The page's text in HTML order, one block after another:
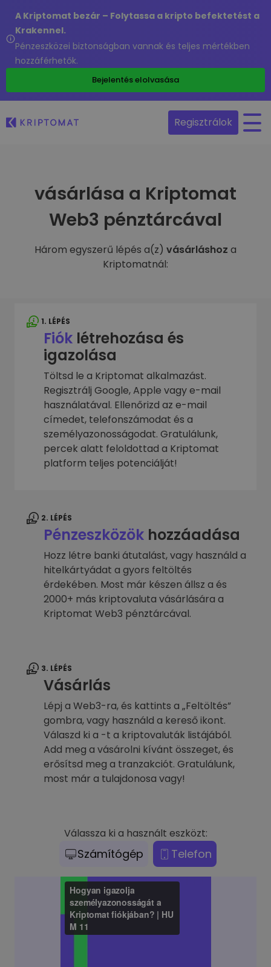
A Kriptomat bezár – Folytassa a kripto befektetést a
Krakennel.
Pénzeszközei biztonságban vannak és teljes mértékben
hozzáférhetők.
Bejelentés elolvasása
Regisztrálok
vásárlása a Kriptomat
Web3 pénztárcával
Három egyszerű lépés a(z) vásárláshoz a
Kriptomatnál:
1. LÉPÉS
Fiók létrehozása és
igazolása
Töltsd le a Kriptomat alkalmazást.
Regisztrálj Google, Apple vagy e-mail
használatával. Ellenőrizd az e-mail
címedet, telefonszámodat és a
személyazonosságodat. Gratulálunk,
percek alatt feloldottad a Kriptomat
platform teljes potenciálját!
2. LÉPÉS
Pénzeszközök hozzáadása
Hozz létre banki átutalást, vagy használd a
hitelkártyádat a gyors feltöltés
érdekében. Most már készen állsz a és
2000+ más kriptovaluta vásárlására a
Kriptomat Web3 pénztárcával.
3. LÉPÉS
Vásárlás
Lépj a Web3-ra, és kattints a „Feltöltés”
gombra, vagy használd a kereső ikont.
Válaszd ki a -t a kriptovaluták listájából.
Add meg a vásárolni kívánt összeget, és
erősítsd meg a tranzakciót. Gratulálunk,
most már a tulajdonosa vagy!
Válassza ki a használt eszközt:
Számítógép Telefon